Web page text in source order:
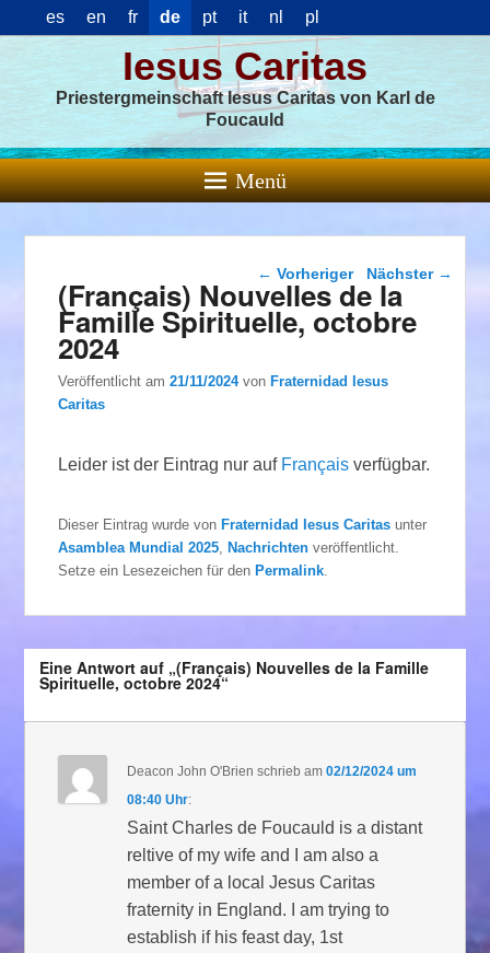
es en fr de pt it nl pl
Iesus Caritas
Priestergmeinschaft Iesus Caritas von Karl de
Foucauld
Menü
Beitragsnavigation
← Vorheriger Nächster →
(Français) Nouvelles de la
Famille Spirituelle, octobre
2024
Veröffentlicht am21/11/2024 vonFraternidad Iesus
Caritas
Leider ist der Eintrag nur auf Français verfügbar.
Dieser Eintrag wurde vonFraternidad Iesus Caritas unter
Asamblea Mundial 2025 ,Nachrichten veröffentlicht.
Setze ein Lesezeichen für denPermalink
Eine Antwort auf „(Français) Nouvelles de la Famille
Spirituelle, octobre 2024“
Deacon John O'Brien schrieb am02/12/2024 um
08:40 Uhr:
Saint Charles de Foucauld is a distant
reltive of my wife and I am also a
member of a local Jesus Caritas
fraternity in England. I am trying to
establish if his feast day, 1st